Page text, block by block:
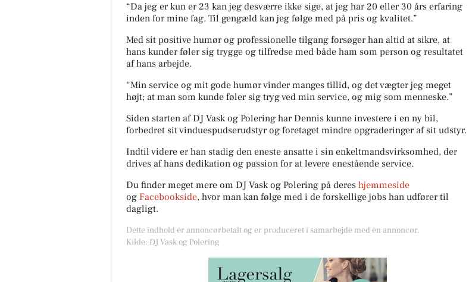
“Da jeg er kun er 23 kan jeg desværre ikke sige, at jeg har 20 eller 30 års erfaring
inden for mine fag. Til gengæld kan jeg følge med på pris og kvalitet.”
Med sit positive humør og professionelle tilgang forsøger han altid at sikre, at
hans kunder føler sig trygge og tilfredse med både ham som person og resultatet
af hans arbejde.
“Min service og mit gode humør vinder manges tillid, og det vægter jeg meget
højt; at man som kunde føler sig tryg ved min service, og mig som menneske.”
Siden starten af DJ Vask og Polering har Dennis kunne investere i en ny bil,
forbedret sit vinduespudserudstyr og foretaget mindre opgraderinger af sit udstyr.
Indtil videre er han stadig den eneste ansatte i sin enkeltmandsvirksomhed, der
drives af hans dedikation og passion for at levere enestående service.
Du finder meget mere om DJ Vask og Polering på deres hjemmeside
og Facebookside, hvor man kan følge med i de forskellige jobs han udfører til
dagligt.
Dette indhold er annoncørbetalt og er produceret i samarbejde med en annoncør.
Kilde: DJ Vask og Polering